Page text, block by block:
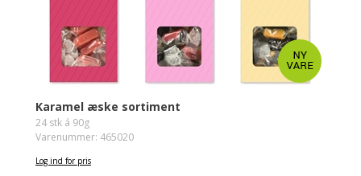
Karamel æske sortiment
24 stk á 90g
Varenummer: 465020
Log ind for pris